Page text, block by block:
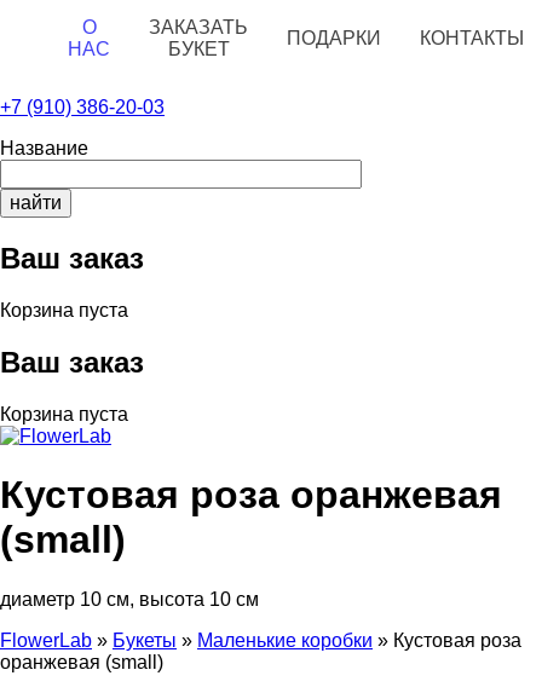
О
НАС
ЗАКАЗАТЬ
БУКЕТ
ПОДАРКИ КОНТАКТЫ
+7 (910) 386-20-03
Название
Ваш заказ
Корзина пуста
Ваш заказ
Корзина пуста
Кустовая роза оранжевая
(small)
диаметр 10 см, высота 10 см
Вы здесь
FlowerLab » Букеты » Маленькие коробки » Кустовая роза
оранжевая (small)